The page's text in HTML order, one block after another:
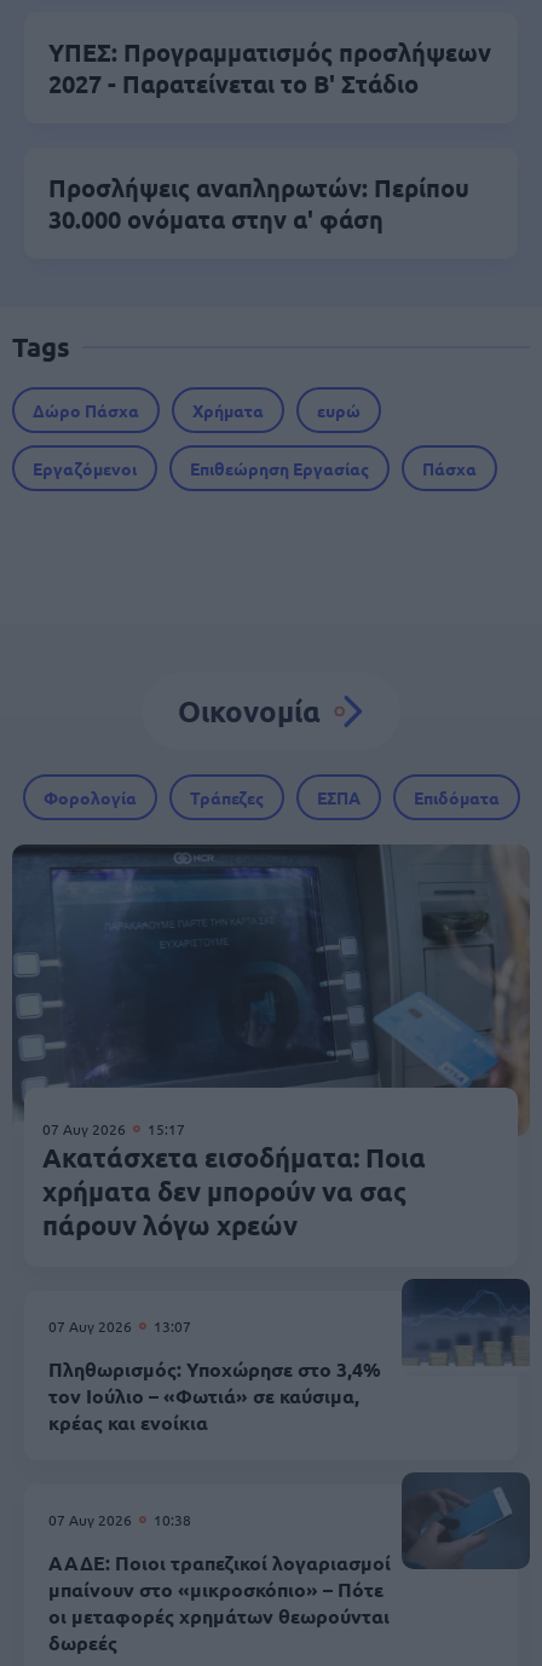
ΥΠΕΣ: Προγραμματισμός προσλήψεων
2027 - Παρατείνεται το Β' Στάδιο
Προσλήψεις αναπληρωτών: Περίπου
30.000 ονόματα στην α' φάση
Tags
Δώρο Πάσχα Χρήματα ευρώ
Εργαζόμενοι Επιθεώρηση Εργασίας Πάσχα
Οικονομία
Φορολογία Τράπεζες ΕΣΠΑ Επιδόματα
07 Αυγ 2026 15:17
Ακατάσχετα εισοδήματα: Ποια
χρήματα δεν μπορούν να σας
πάρουν λόγω χρεών
07 Αυγ 2026 13:07
Πληθωρισμός: Υποχώρησε στο 3,4%
τον Ιούλιο – «Φωτιά» σε καύσιμα,
κρέας και ενοίκια
07 Αυγ 2026 10:38
ΑΑΔΕ: Ποιοι τραπεζικοί λογαριασμοί
μπαίνουν στο «μικροσκόπιο» – Πότε
οι μεταφορές χρημάτων θεωρούνται
δωρεές